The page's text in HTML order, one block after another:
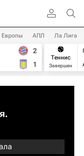
Европы АПЛ Ла Лига
2
1
Теннис
Завершен